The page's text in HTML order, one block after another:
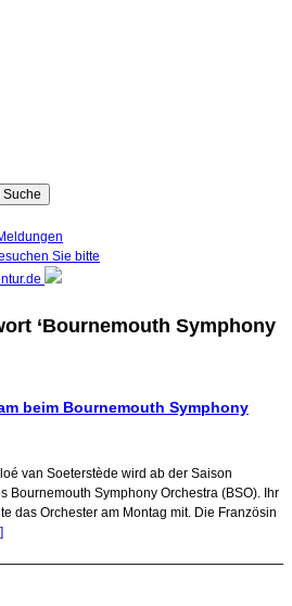
Sie bitte
‘Bournemouth Symphony
beim Bournemouth Symphony
van Soeterstède wird ab der Saison
Bournemouth Symphony Orchestra (BSO). Ihr
das Orchester am Montag mit. Die Französin